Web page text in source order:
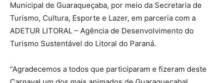
Municipal de Guaraqueçaba, por meio da Secretaria de
Turismo, Cultura, Esporte e Lazer, em parceria com a
ADETUR LITORAL – Agência de Desenvolvimento do
Turismo Sustentável do Litoral do Paraná.
“Agradecemos a todos que participaram e fizeram deste